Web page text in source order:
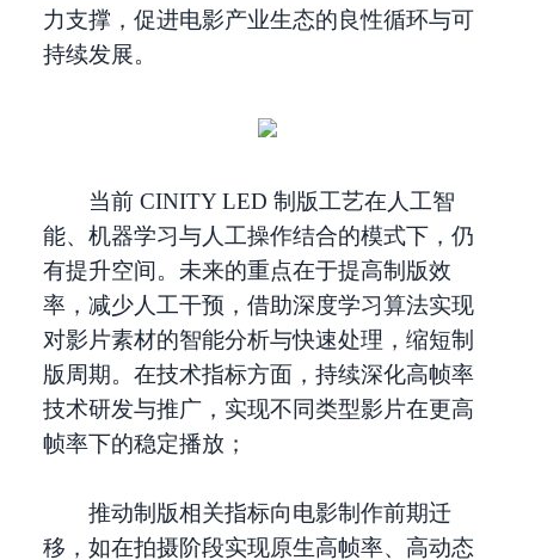
力支撑，促进电影产业生态的良性循环与可
持续发展。
当前 CINITY LED 制版工艺在人工智
能、机器学习与人工操作结合的模式下，仍
有提升空间。未来的重点在于提高制版效
率，减少人工干预，借助深度学习算法实现
对影片素材的智能分析与快速处理，缩短制
版周期。在技术指标方面，持续深化高帧率
技术研发与推广，实现不同类型影片在更高
帧率下的稳定播放；
推动制版相关指标向电影制作前期迁
移，如在拍摄阶段实现原生高帧率、高动态